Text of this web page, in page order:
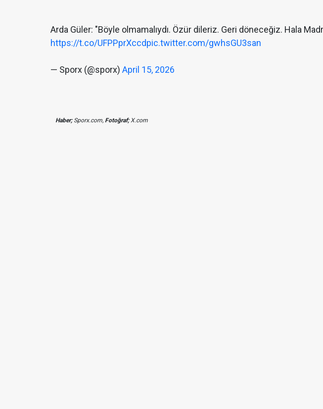
Arda Güler: "Böyle olmamalıydı. Özür dileriz. Geri döneceğiz. Hala
https://t.co/UFPPprXccdpic.twitter.com/gwhsGU3san
— Sporx (@sporx) April 15, 2026
Haber;Sporx.com, Fotoğraf;X.com